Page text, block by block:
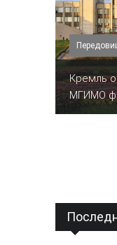
Кремль
МГИМО